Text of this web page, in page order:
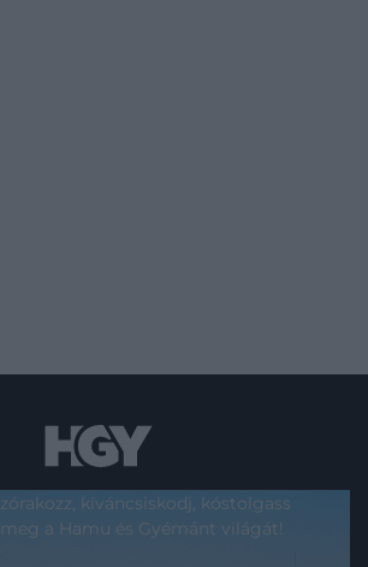
kíváncsiskodj, kóstolgass
a Hamu és Gyémánt világát!